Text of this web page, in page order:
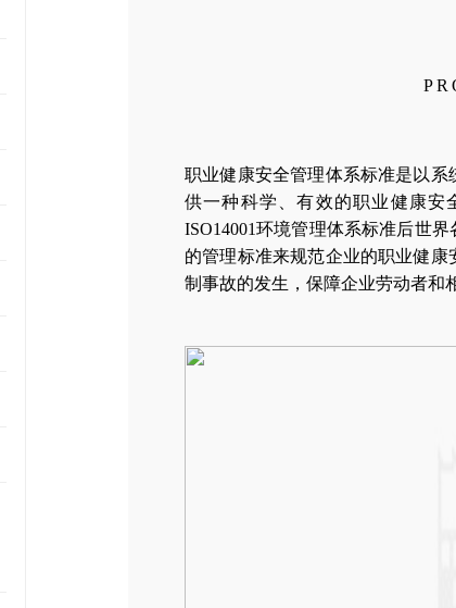
职业健康安全管理体系标准是以
供一种科学、有效的职业健康安
ISO14001环境管理体系标准后世
的管理标准来规范企业的职业健
制事故的发生，保障企业劳动者和